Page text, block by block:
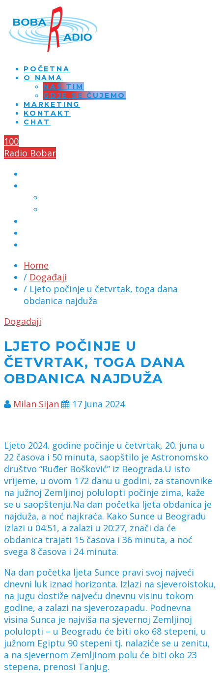
POČETNA
O NAMA
NAŠ TIM
GDJE SE ČUJEMO
MARKETING
KONTAKT
CHAT
100
Radio Bobar
Home
/ Događaji
/ Ljeto počinje u četvrtak, toga dana
obdanica najduža
Događaji
LJETO POČINJE U
ČETVRTAK, TOGA DANA
OBDANICA NAJDUŽA
Milan Sijan 17 Juna 2024
Ljeto 2024. godine počinje u četvrtak, 20. juna u
22 časova i 50 minuta, saopštilo je Astronomsko
društvo “Ruđer Bošković” iz Beograda.U isto
vrijeme, u ovom 172 danu u godini, za stanovnike
na južnoj Zemljinoj polulopti počinje zima, kaže
se u saopštenju.Na dan početka ljeta obdanica je
najduža, a noć najkraća. Kako Sunce u Beogradu
izlazi u 04:51, a zalazi u 20:27, znači da će
obdanica trajati 15 časova i 36 minuta, a noć
svega 8 časova i 24 minuta.
Na dan početka ljeta Sunce pravi svoj najveći
dnevni luk iznad horizonta. Izlazi na sjeveroistoku,
na jugu dostiže najveću dnevnu visinu tokom
godine, a zalazi na sjeverozapadu. Podnevna
visina Sunca je najviša na sjevernoj Zemljinoj
polulopti – u Beogradu će biti oko 68 stepeni, u
južnom Egiptu 90 stepeni tj. nalaziće se u zenitu,
a na sjevernom Zemljinom polu će biti oko 23
stepena, prenosi Tanjug.